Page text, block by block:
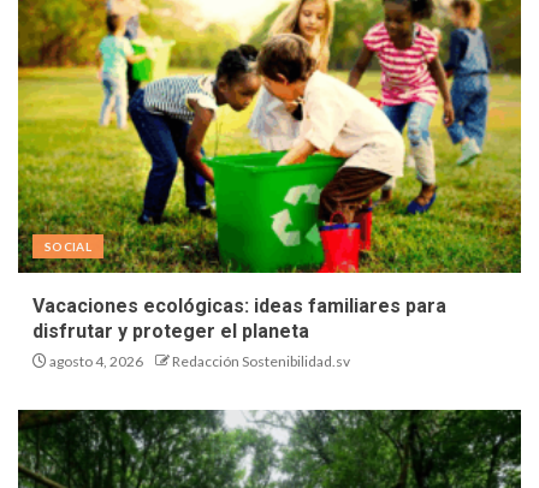
SOCIAL
Vacaciones ecológicas: ideas familiares para
disfrutar y proteger el planeta
agosto 4, 2026 Redacción Sostenibilidad.sv